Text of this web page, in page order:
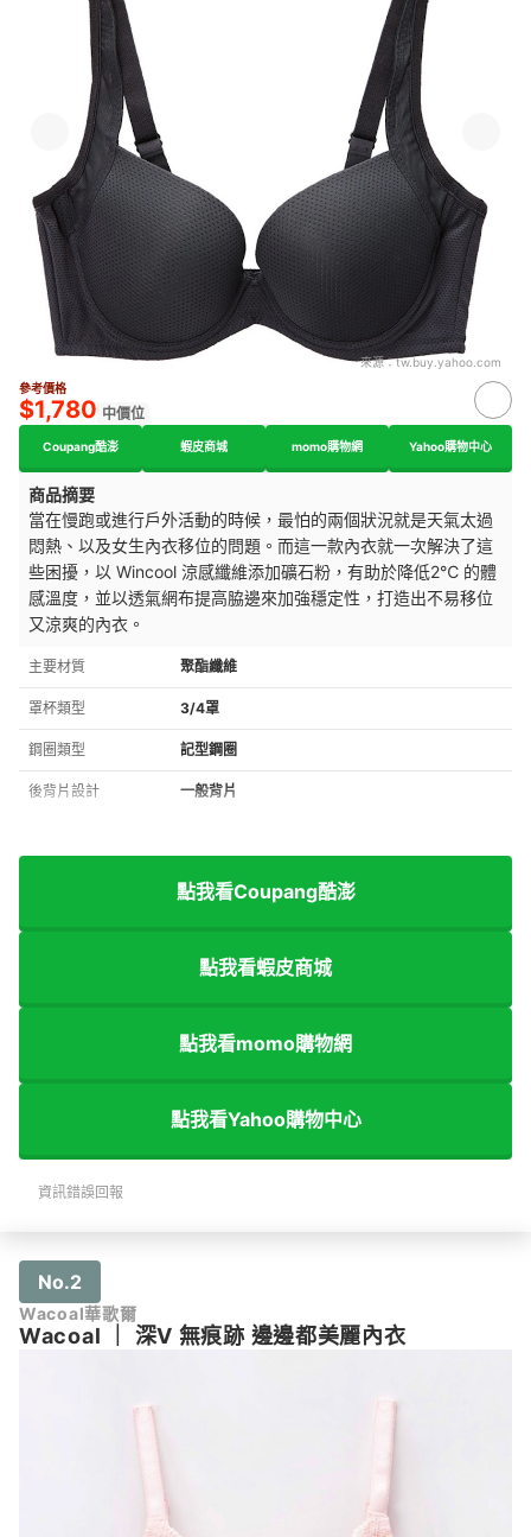
來源：tw.buy.yahoo.com
參考價格
$1,780 中價位
Coupang酷澎 蝦皮商城 momo購物網 Yahoo購物中心
商品摘要
當在慢跑或進行戶外活動的時候，最怕的兩個狀況就是天氣太過
悶熱、以及女生內衣移位的問題。而這一款內衣就一次解決了這
些困擾，以 Wincool 涼感纖維添加礦石粉，有助於降低2℃ 的體
感溫度，並以透氣網布提高脇邊來加強穩定性，打造出不易移位
又涼爽的內衣。
主要材質 聚酯纖維
罩杯類型 3/4罩
鋼圈類型 記型鋼圈
後背片設計 一般背片
點我看Coupang酷澎
點我看蝦皮商城
點我看momo購物網
點我看Yahoo購物中心
資訊錯誤回報
No.2
Wacoal華歌爾
Wacoal 深V 無痕跡 邊邊都美麗內衣